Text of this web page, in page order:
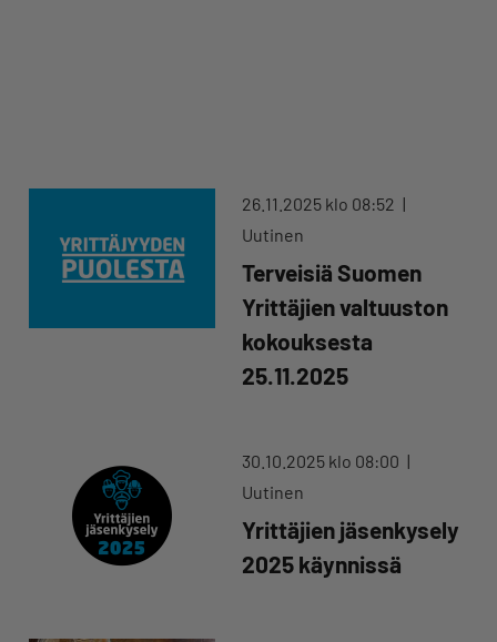
26.11.2025 klo 08:52
Uutinen
Terveisiä Suomen
Yrittäjien valtuuston
kokouksesta
25.11.2025
30.10.2025 klo 08:00
Uutinen
Yrittäjien jäsenkysely
2025 käynnissä